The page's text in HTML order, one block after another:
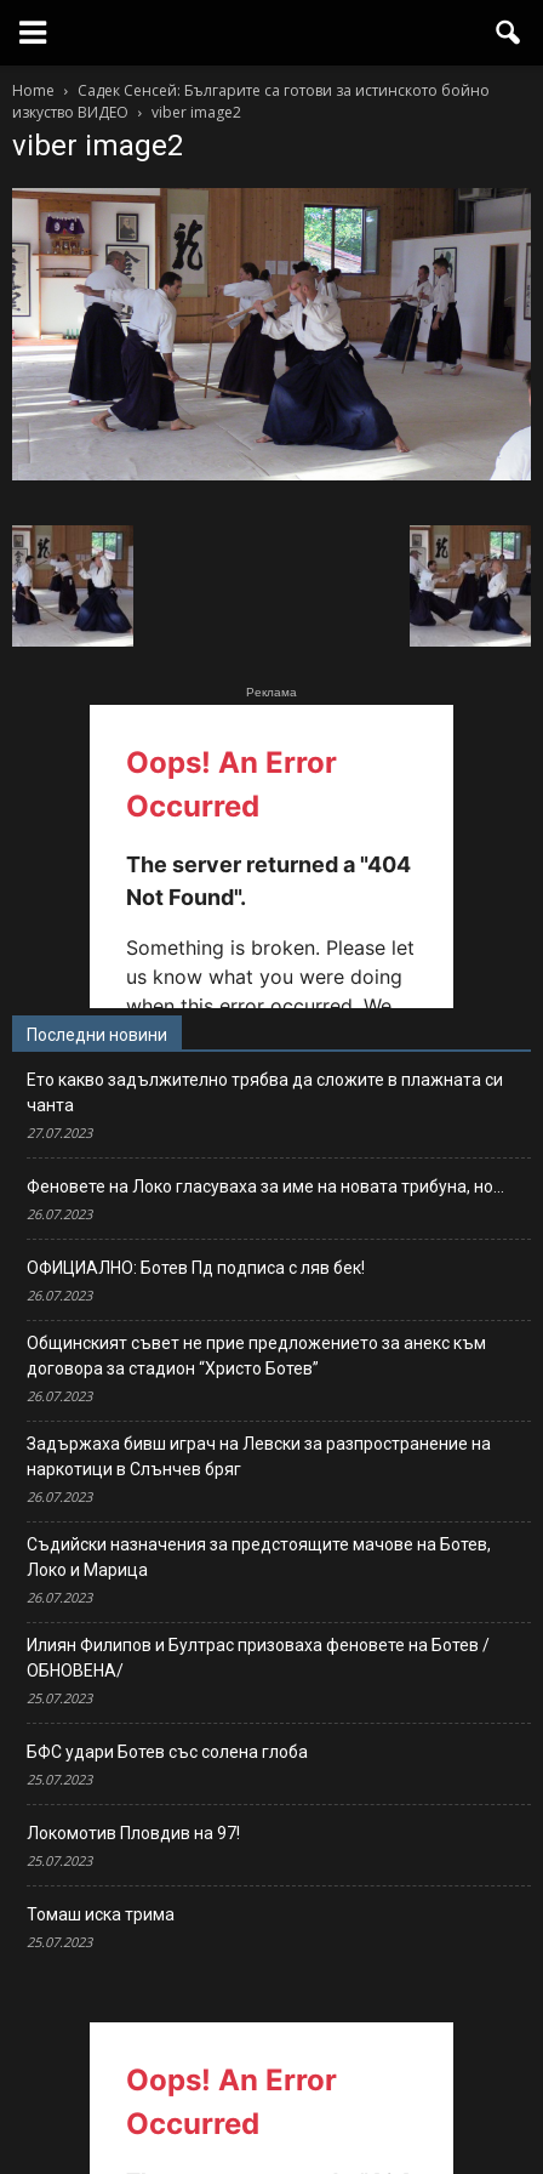
Home
Садек Сенсей: Българите са готови за истинското бойно
изкуство ВИДЕО
viber image2
viber image2
Реклама
Последни новини
Ето какво задължително трябва да сложите в плажната си
чанта
27.07.2023
Феновете на Локо гласуваха за име на новата трибуна, но…
26.07.2023
ОФИЦИАЛНО: Ботев Пд подписа с ляв бек!
26.07.2023
Общинският съвет не прие предложението за анекс към
договора за стадион “Христо Ботев”
26.07.2023
Задържаха бивш играч на Левски за разпространение на
наркотици в Слънчев бряг
26.07.2023
Съдийски назначения за предстоящите мачове на Ботев,
Локо и Марица
26.07.2023
Илиян Филипов и Бултрас призоваха феновете на Ботев /
ОБНОВЕНА/
25.07.2023
БФС удари Ботев със солена глоба
25.07.2023
Локомотив Пловдив на 97!
25.07.2023
Томаш иска трима
25.07.2023